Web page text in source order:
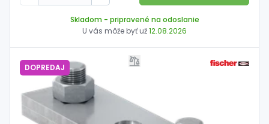
Skladom - pripravené na odoslanie
U vás môže byť už12.08.2026
DOPREDAJ